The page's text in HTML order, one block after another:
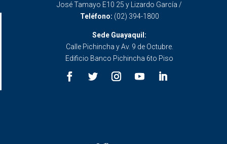
José Tamayo E10 25 y Lizardo García /
Teléfono: (02) 394-1800
Sede Guayaquil:
Calle Pichincha y Av. 9 de Octubre.
Edificio Banco Pichincha 6to Piso